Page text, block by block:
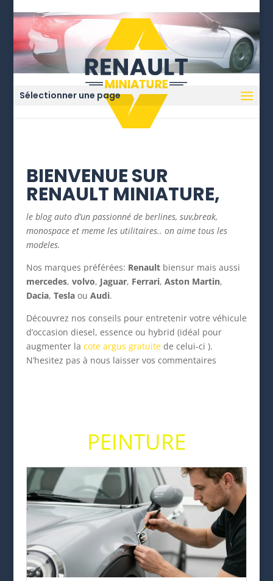
Sélectionner une page
BIENVENUE SUR
RENAULT MINIATURE,
le blog auto d’un passionné de berlines, suv,break,
monospace et meme les utilitaires.. on aime tous les
modeles.
Nos marques préférées: Renaultbiensur mais aussi
mercedes, volvo, Jaguar, Ferrari, Aston Martin,
Dacia, Teslaou Audi.
Découvrez nos conseils pour entretenir votre véhicule
d’occasion diesel, essence ou hybrid (idéal pour
augmenter la cote argus gratuitede celui-ci ).
N’hesitez pas à nous laisser vos commentaires
PEINTURE